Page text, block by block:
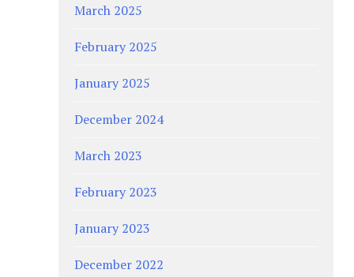
March 2025
February 2025
January 2025
December 2024
March 2023
February 2023
January 2023
December 2022